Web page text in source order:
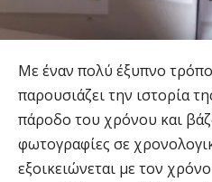
Με έναν πολύ έξυπνο
παρουσιάζει την ιστορία
πάροδο του χρόνου και
φωτογραφίες σε
εξοικειώνεται με τον